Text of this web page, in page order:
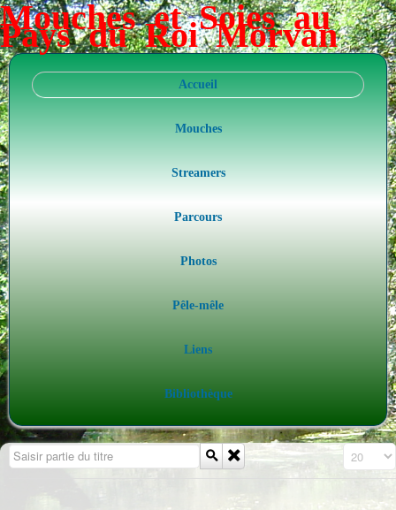
Mouches et Soies au
Pays du Roi Morvan
Accueil
Mouches
Streamers
Parcours
Photos
Pêle-mêle
Liens
Bibliothèque
Saisir partie du titre Affichage